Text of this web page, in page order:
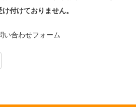
付けておりません。
い合わせフォーム